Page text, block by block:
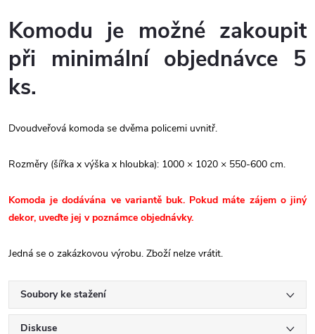
Komodu je možné zakoupit
při minimální objednávce 5
ks.
Dvoudveřová komoda se dvěma policemi uvnitř.
Rozměry (šířka x výška x hloubka): 1000 × 1020 × 550-600 cm.
Komoda je dodávána ve variantě buk. Pokud máte zájem o jiný
dekor, uveďte jej v poznámce objednávky.
Jedná se o zakázkovou výrobu. Zboží nelze vrátit.
Soubory ke stažení
Diskuse